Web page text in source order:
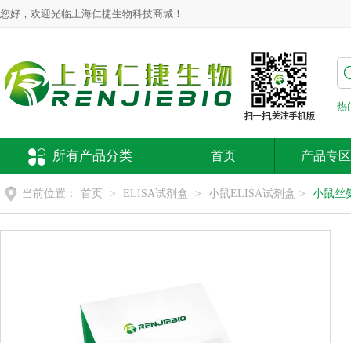
您好，欢迎光临上海仁捷生物科技商城！
热
所有产品分类 首页 产品专区
当前位置： 首页 > ELISA试剂盒 > 小鼠ELISA试剂盒 > 小鼠丝